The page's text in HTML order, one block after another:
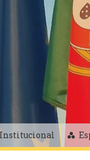
Institucional